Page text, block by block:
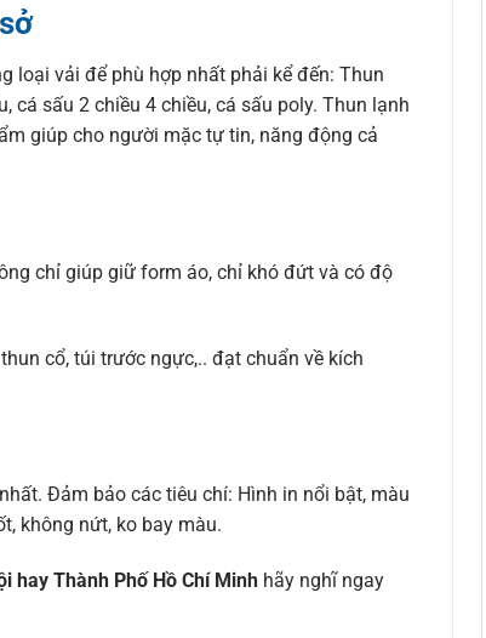
loại vải để phù hợp nhất phải kể đến: Thun
cá sấu 2 chiều 4 chiều, cá sấu poly. Thun lạnh
giúp cho người mặc tự tin, năng động cả
chỉ giúp giữ form áo, chỉ khó đứt và có độ
cổ, túi trước ngực,.. đạt chuẩn về kích
Đảm bảo các tiêu chí: Hình in nổi bật, màu
không nứt, ko bay màu.
hay Thành Phố Hồ Chí Minhhãy nghĩ ngay